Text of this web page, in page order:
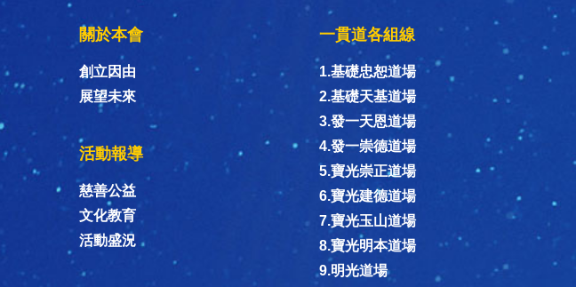
關於本會
創立因由
展望未來
活動報導
慈善公益
文化教育
活動盛況
一貫道各組線
1.基礎忠恕道場
2.基礎天基道場
3.發一天恩道場
4.發一崇德道場
5.寶光崇正道場
6.寶光建德道場
7.寶光玉山道場
8.寶光明本道場
9.明光道場